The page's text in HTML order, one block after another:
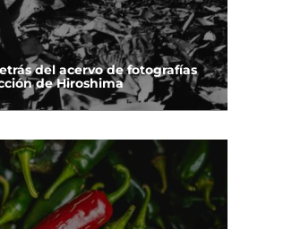
del acervo de fotografías
de Hiroshima